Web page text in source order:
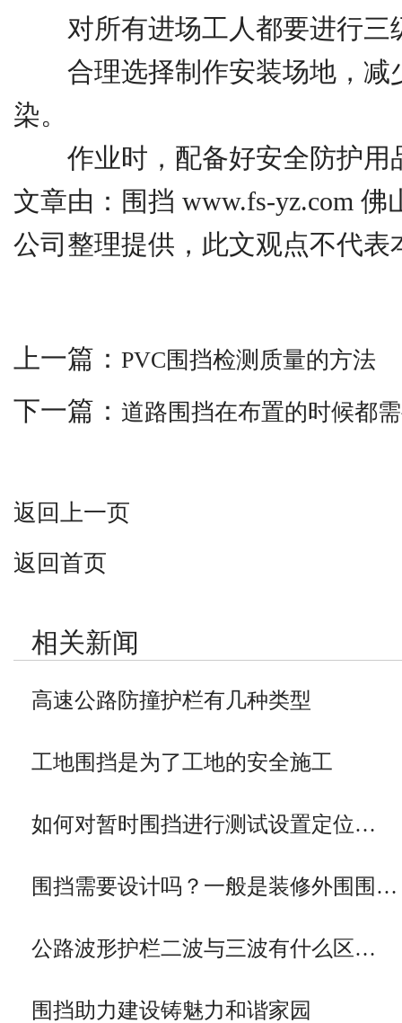
对所有进场工人都要进行三
合理选择制作安装场地，减
染。
作业时，配备好安全防护用
文章由：围挡 www.fs-yz.com
公司整理提供，此文观点不代表
上一篇： PVC围挡检测质量的方法
下一篇： 道路围挡在布置的时候都
返回上一页
返回首页
相关新闻
高速公路防撞护栏有几种类型
工地围挡是为了工地的安全施工
如何对暂时围挡进行测试设置定位…
围挡需要设计吗？一般是装修外围围…
公路波形护栏二波与三波有什么区…
围挡助力建设铸魅力和谐家园